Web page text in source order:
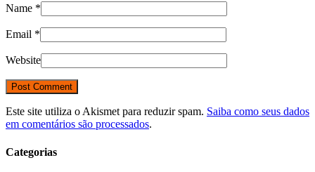
Name *
Email *
Website
Este site utiliza o Akismet para reduzir spam. Saiba como seus dados
em comentários são processados.
Categorias